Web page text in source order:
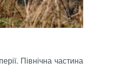
Північна частина